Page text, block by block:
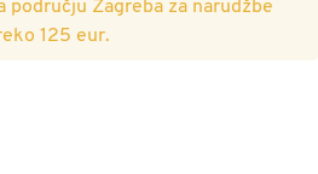
području Zagreba za narudžbe
125 eur.